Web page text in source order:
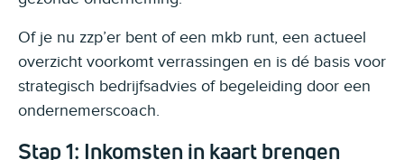
Of je nu zzp’er bent of een mkb runt, een actueel
overzicht voorkomt verrassingen en is dé basis voor
strategisch bedrijfsadvies of begeleiding door een
ondernemerscoach.
Stap 1: Inkomsten in kaart brengen